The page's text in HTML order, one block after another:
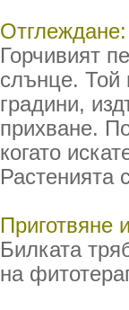
Отглеждане:
Горчивият
слънце. Той
градини,
прихване.
когато
Растенията
Приготвяне
Билката
на